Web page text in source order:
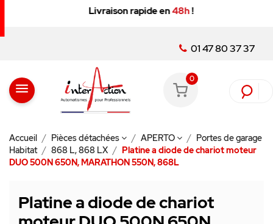
Livraison rapide en48h!
01 47 80 37 37
menu
0
Accueil Pièces détachées APERTO
Portes de garage
Habitat
868 L, 868 LX
Platine a diode de chariot moteur
DUO 500N 650N, MARATHON 550N, 868L
Platine a diode de chariot